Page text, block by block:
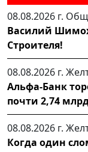
08.08.2026 г.
Василий
Строителя!
08.08.2026 г.
Альфа-Банк
почти 2,74
08.08.2026 г.
Когда один